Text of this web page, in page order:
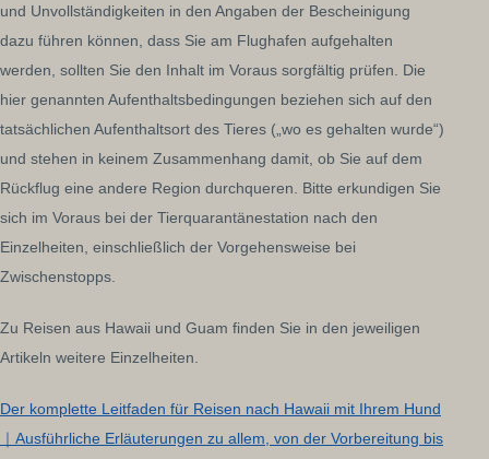
und Unvollständigkeiten in den Angaben der Bescheinigung
dazu führen können, dass Sie am Flughafen aufgehalten
werden, sollten Sie den Inhalt im Voraus sorgfältig prüfen. Die
hier genannten Aufenthaltsbedingungen beziehen sich auf den
tatsächlichen Aufenthaltsort des Tieres („wo es gehalten wurde“)
und stehen in keinem Zusammenhang damit, ob Sie auf dem
Rückflug eine andere Region durchqueren. Bitte erkundigen Sie
sich im Voraus bei der Tierquarantänestation nach den
Einzelheiten, einschließlich der Vorgehensweise bei
Zwischenstopps.
Zu Reisen aus Hawaii und Guam finden Sie in den jeweiligen
Artikeln weitere Einzelheiten.
Der komplette Leitfaden für Reisen nach Hawaii mit Ihrem Hund
｜Ausführliche Erläuterungen zu allem, von der Vorbereitung bis